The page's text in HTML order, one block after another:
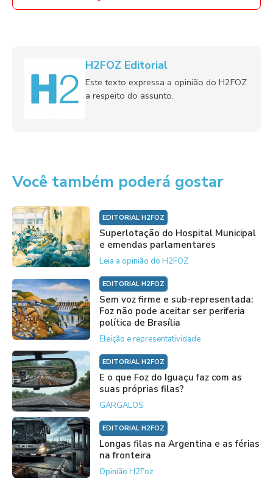
H2FOZ Editorial
Este texto expressa a opinião do H2FOZ
a respeito do assunto.
Você também poderá gostar
EDITORIAL H2FOZ
Superlotação do Hospital Municipal
e emendas parlamentares
Leia a opinião do H2FOZ
EDITORIAL H2FOZ
Sem voz firme e sub-representada:
Foz não pode aceitar ser periferia
política de Brasília
Eleição e representatividade
EDITORIAL H2FOZ
E o que Foz do Iguaçu faz com as
suas próprias filas?
GARGALOS
EDITORIAL H2FOZ
Longas filas na Argentina e as férias
na fronteira
Opinião H2Foz